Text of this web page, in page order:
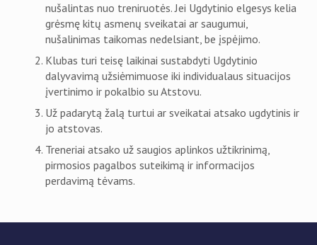
nušalintas nuo treniruotės. Jei Ugdytinio elgesys kelia
grėsmę kitų asmenų sveikatai ar saugumui,
nušalinimas taikomas nedelsiant, be įspėjimo.
Klubas turi teisę laikinai sustabdyti Ugdytinio
dalyvavimą užsiėmimuose iki individualaus situacijos
įvertinimo ir pokalbio su Atstovu.
Už padarytą žalą turtui ar sveikatai atsako ugdytinis ir
jo atstovas.
Treneriai atsako už saugios aplinkos užtikrinimą,
pirmosios pagalbos suteikimą ir informacijos
perdavimą tėvams.